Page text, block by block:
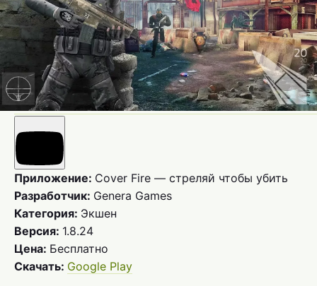
Приложение: Cover Fire — стреляй чтобы убить
Разработчик: Genera Games
Категория: Экшен
Версия: 1.8.24
Цена: Бесплатно
Скачать: Google Play